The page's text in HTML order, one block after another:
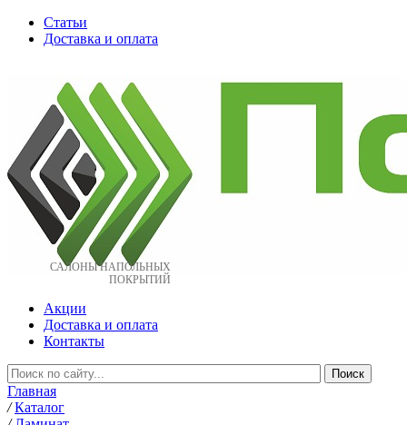
Статьи
Доставка и оплата
САЛОНЫ НАПОЛЬНЫХ
ПОКРЫТИЙ
Акции
Доставка и оплата
Контакты
Главная
/ Каталог